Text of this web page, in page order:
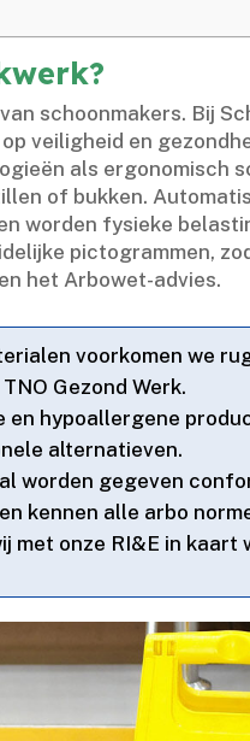
schoonmakers.​ Bij
veiligheid en
als ergonomisch
of bukken.​
worden fysieke
pictogrammen,
het Arbowet-advies.​
voorkomen we
Gezond Werk.​
en hypoallergene
alternatieven.​
worden gegeven
kennen alle arbo
met onze RI&E in